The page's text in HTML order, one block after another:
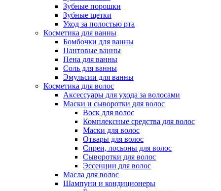
Зубные порошки
Зубные щетки
Уход за полостью рта
Косметика для ванны
Бомбочки для ванны
Пантовые ванны
Пена для ванны
Соль для ванны
Эмульсии для ванны
Косметика для волос
Аксессуары для ухода за волосами
Маски и сыворотки для волос
Воск для волос
Комплексные средства для волос
Маски для волос
Отвары для волос
Спреи, лосьоны для волос
Сыворотки для волос
Эссенции для волос
Масла для волос
Шампуни и кондиционеры